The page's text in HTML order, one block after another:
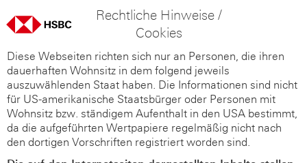
Rechtliche Hinweise /
Cookies
Diese Webseiten richten sich nur an Personen, die ihren
dauerhaften Wohnsitz in dem folgend jeweils
auszuwählenden Staat haben. Die Informationen sind nicht
für US-amerikanische Staatsbürger oder Personen mit
Wohnsitz bzw. ständigem Aufenthalt in den USA bestimmt,
da die aufgeführten Wertpapiere regelmäßig nicht nach
den dortigen Vorschriften registriert worden sind.